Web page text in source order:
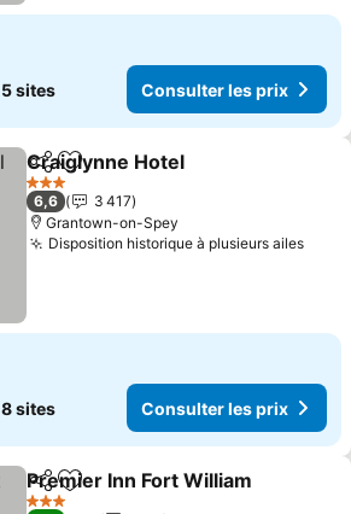
5 sites Consulter les prix
PartagerAjouter à mes favoris
Craiglynne Hotel
3 Étoiles
6,6
3 417
Grantown-on-Spey
Disposition historique à plusieurs ailes
8 sites Consulter les prix
PartagerAjouter à mes favoris
Premier Inn Fort William
3 Étoiles